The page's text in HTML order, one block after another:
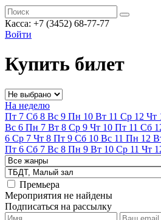
Касса: +7 (3452) 68-77-77
Войти
Купить билет
На неделю
Пт 7 Сб 8 Вс 9 Пн 10 Вт 11 Ср 12 Чт
Вс 6 Пн 7 Вт 8 Ср 9 Чт 10 Пт 11 Сб
6 Ср 7 Чт 8 Пт 9 Сб 10 Вс 11 Пн 12
Пт 6 Сб 7 Вс 8 Пн 9 Вт 10 Ср 11 Чт
Премьера
Мероприятия не найдены
Подписаться на рассылку